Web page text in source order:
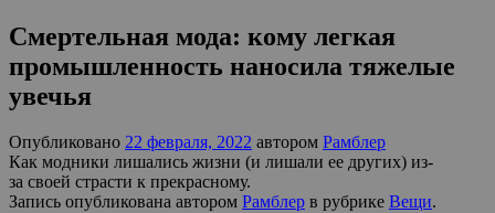
Смертельная мода: кому легкая
промышленность наносила тяжелые
увечья
Опубликовано 22 февраля, 2022 автором Рамблер
Как модники лишались жизни (и лишали ее других) из-
за своей страсти к прекрасному.
Запись опубликована автором Рамблер в рубрике Вещи.